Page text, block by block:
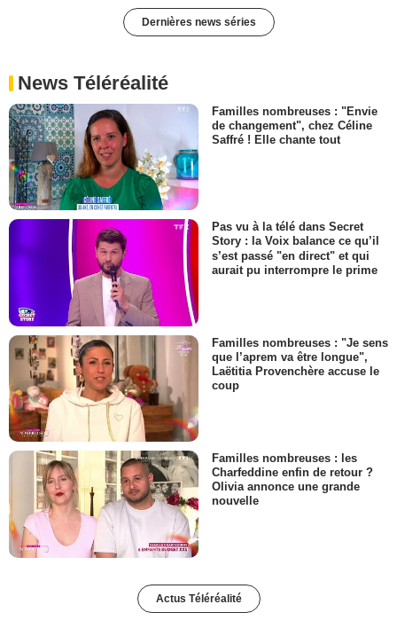
Dernières news séries
News Téléréalité
Familles nombreuses : "Envie
de changement", chez Céline
Saffré ! Elle chante tout
Pas vu à la télé dans Secret
Story : la Voix balance ce qu’il
s’est passé "en direct" et qui
aurait pu interrompre le prime
Familles nombreuses : "Je sens
que l’aprem va être longue",
Laëtitia Provenchère accuse le
coup
Familles nombreuses : les
Charfeddine enfin de retour ?
Olivia annonce une grande
nouvelle
Actus Téléréalité